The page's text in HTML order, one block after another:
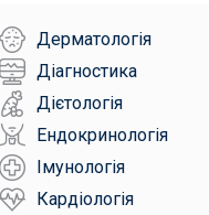
Дерматологія
Діагностика
Дієтологія
Ендокринологія
Імунологія
Кардіологія